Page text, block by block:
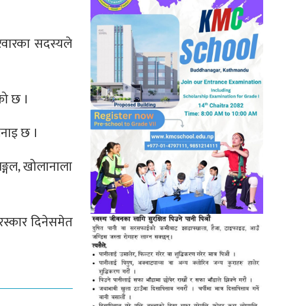
सदस्यले
छ ।
छ ।
खोलानाला
दिनेसमेत